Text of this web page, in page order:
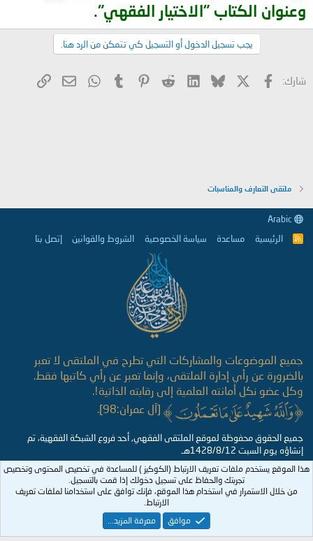
وعنوان الكتاب "الاختيار الفقهي".
يجب تسجيل الدخول أو التسجيل كي تتمكن من الرد هنا.
شارك: فيسبوك Bluesky
LinkedIn
Reddit
Pinterest
Tumblr
WhatsApp
البريد
ملتقى التعارف والمناسبات
R
الرئيسية مساعدة سياسة الخصوصية الشروط والقوانين إتصل بنا
جميع الموضوعات والمشاركات التي تطرح في الملتقى لا تعبر
بالضرورة عن رأي إدارة الملتقى، وإنما تعبر عن رأي كاتبها فقط.
وكل عضو نكل أمانته العلمية إلى رقابته الذاتية!.
[آل عمران:98].
جميع الحقوق محفوظة لموقع الملتقى الفقهي, أحد فروع الشبكة الفقهية، تم
إنشاؤه يوم السبت 1428/8/12هـ
هذا الموقع يستخدم ملفات تعريف الارتباط (الكوكيز ) للمساعدة في تخصيص المحتوى وتخصيص
تجربتك والحفاظ على تسجيل دخولك إذا قمت بالتسجيل.
من خلال الاستمرار في استخدام هذا الموقع، فإنك توافق على استخدامنا لملفات تعريف
الارتباط.
موافق
معرفة المزيد...